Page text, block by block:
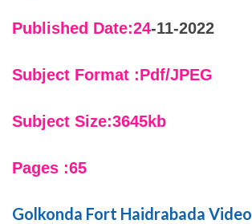
Published Date:24-11-2022
Subject Format :Pdf/JPEG
Subject Size:3645kb
Pages :65
Golkonda Fort Haidrabada Video